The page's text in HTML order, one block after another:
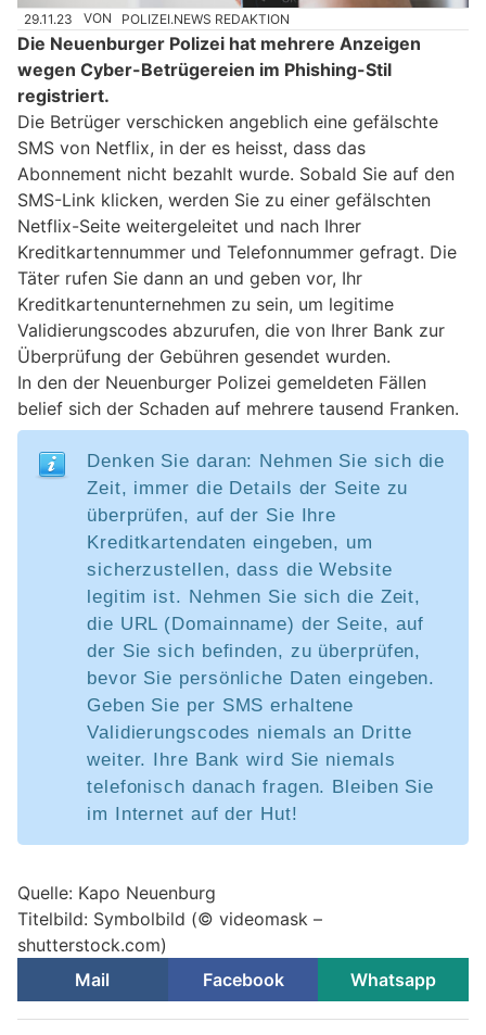
29.11.23 VON POLIZEI.NEWS REDAKTION
Die Neuenburger Polizei hat mehrere Anzeigen
wegen Cyber-Betrügereien im Phishing-Stil
registriert.
Die Betrüger verschicken angeblich eine gefälschte
SMS von Netflix, in der es heisst, dass das
Abonnement nicht bezahlt wurde. Sobald Sie auf den
SMS-Link klicken, werden Sie zu einer gefälschten
Netflix-Seite weitergeleitet und nach Ihrer
Kreditkartennummer und Telefonnummer gefragt. Die
Täter rufen Sie dann an und geben vor, Ihr
Kreditkartenunternehmen zu sein, um legitime
Validierungscodes abzurufen, die von Ihrer Bank zur
Überprüfung der Gebühren gesendet wurden.
In den der Neuenburger Polizei gemeldeten Fällen
belief sich der Schaden auf mehrere tausend Franken.
Denken Sie daran: Nehmen Sie sich die
Zeit, immer die Details der Seite zu
überprüfen, auf der Sie Ihre
Kreditkartendaten eingeben, um
sicherzustellen, dass die Website
legitim ist. Nehmen Sie sich die Zeit,
die URL (Domainname) der Seite, auf
der Sie sich befinden, zu überprüfen,
bevor Sie persönliche Daten eingeben.
Geben Sie per SMS erhaltene
Validierungscodes niemals an Dritte
weiter. Ihre Bank wird Sie niemals
telefonisch danach fragen. Bleiben Sie
im Internet auf der Hut!
Quelle: Kapo Neuenburg
Titelbild: Symbolbild (© videomask –
shutterstock.com)
Mail
Facebook Whatsapp